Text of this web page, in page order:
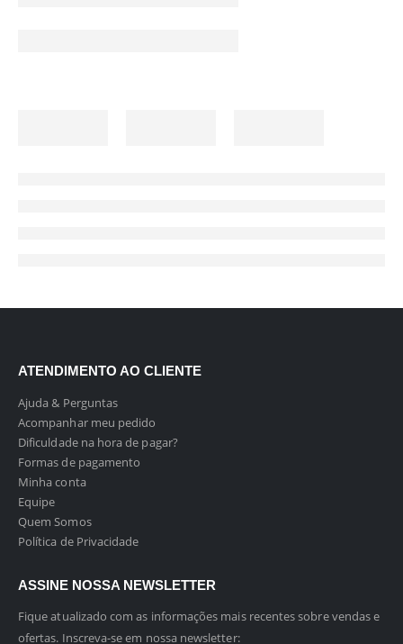
ATENDIMENTO AO CLIENTE
Ajuda & Perguntas
Acompanhar meu pedido
Dificuldade na hora de pagar?
Formas de pagamento
Minha conta
Equipe
Quem Somos
Política de Privacidade
ASSINE NOSSA NEWSLETTER
Fique atualizado com as informações mais recentes sobre vendas e
ofertas. Inscreva-se em nossa newsletter: